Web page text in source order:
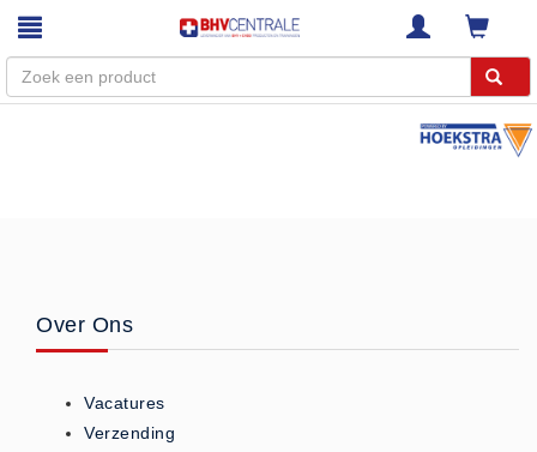
Diensten
RI&E
Bedrijfsnoodplannen
Over Ons
Vacatures
Verzending